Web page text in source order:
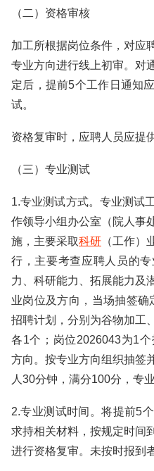
（二）资格审核
加工所根据岗位条件，对应
专业方向进行线上初审。对
定后，提前5个工作日通知
试。
资格复审时，应聘人员应提
（三）专业测试
1.专业测试方式。专业测试
作领导小组办公室（院人事
施，主要采取科研 （工作）
行，主要考查应聘人员的
力、科研能力、拓展能力及
业岗位及方向，当场抽签
招聘计划，分别为谷物加工
各1个；岗位2026043为1
方向。按专业方向组织抽签
人30分钟，满分100分，专
2.专业测试时间。将提前5
求持相关材料，按规定时间
进行资格复审。未按时报到